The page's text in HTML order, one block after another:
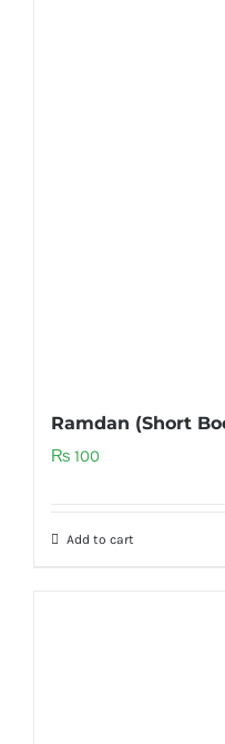
Ramdan (Short
₨ 100
Add to cart